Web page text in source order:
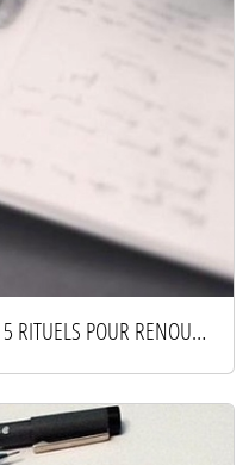
L’ART D’ÉCRIRE À LA MAIN : 5 RITUELS POUR RENOUER AVEC LE PAPIER